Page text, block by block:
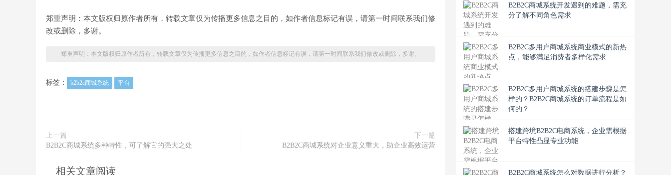
郑重声明：本文版权归原作者所有，转载文章仅为传播更多信息之目的，如作者信息标记有误，请第一时间联系我们修
改或删除，多谢。
郑重声明：本文版权归原作者所有，转载文章仅为传播更多信息之目的，如作者信息标记有误，请第一时间联系我们修改或删除，多谢。
标签： b2b2c商城系统 平台
上一篇
B2B2C商城系统多种特性，可了解它的强大之处
下一篇
B2B2C商城系统对企业意义重大，助企业高效运营
相关文章阅读
B2B2C商城系统开发遇到的难题，需充
分了解不同角色需求
B2B2C多用户商城系统商业模式的新热
点，能够满足消费者多样化需求
B2B2C多用户商城系统的搭建步骤是怎
样的？B2B2C商城系统的订单流程是如
何的？
搭建跨境B2B2C电商系统，企业需根据
平台特性凸显专业功能
B2B2C商城系统怎么对数据进行分析？